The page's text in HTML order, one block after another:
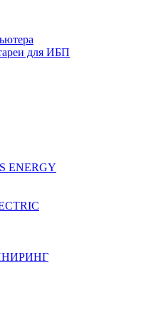
для ИБП
ENERGY